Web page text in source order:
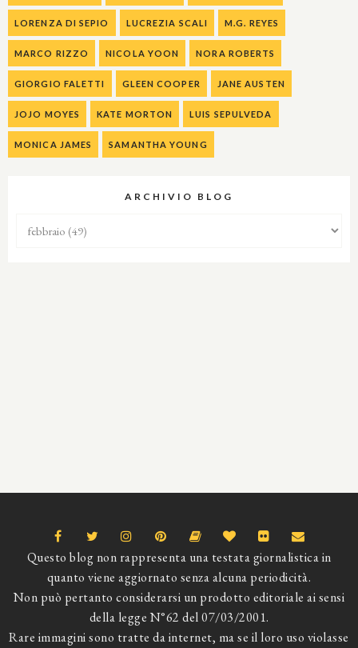
LORENZA DI SEPIO LUCREZIA SCALI M.G. REYES
MARCO RIZZO NICOLA YOON NORA ROBERTS
GIORGIO FALETTI GLEEN COOPER JANE AUSTEN
JOJO MOYES KATE MORTON LUIS SEPULVEDA
MONICA JAMES SAMANTHA YOUNG
ARCHIVIO BLOG
Questo blog non rappresenta una testata giornalistica in
quanto viene aggiornato senza alcuna periodicità.
Non può pertanto considerarsi un prodotto editoriale ai sensi
della legge N°62 del 07/03/2001.
Rare immagini sono tratte da internet, ma se il loro uso violasse